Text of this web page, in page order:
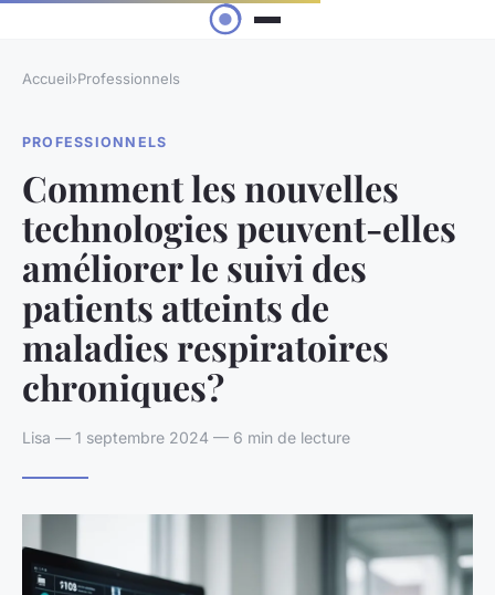
Accueil›Professionnels
PROFESSIONNELS
Comment les nouvelles
technologies peuvent-elles
améliorer le suivi des
patients atteints de
maladies respiratoires
chroniques?
Lisa — 1 septembre 2024 — 6 min de lecture